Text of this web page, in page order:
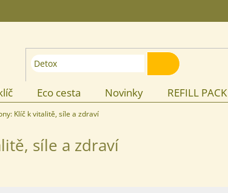
HLEDAT
Eco cesta Novinky REFILL PACK
Klíč k vitalitě, síle a zdraví
síle a zdraví